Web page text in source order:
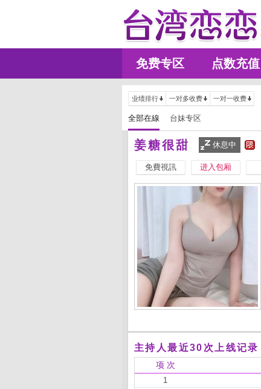
免费专区 点数充值
业绩排行 一对多收费 一对一收费
全部在線 台妹专区
姜糖很甜 休息中
免費視訊 进入包厢
主持人最近30次上线记录
项 次
1